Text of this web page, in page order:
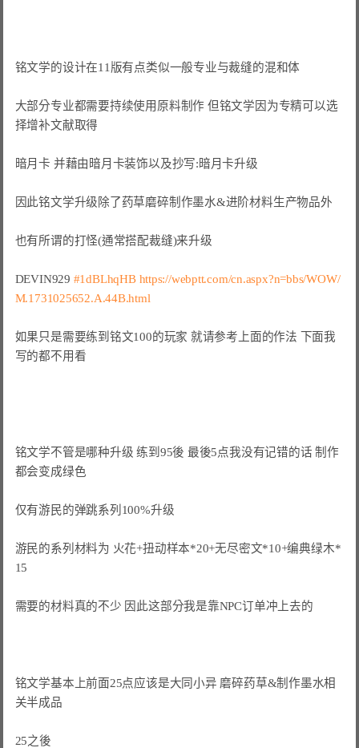
铭文学的设计在11版有点类似一般专业与裁缝的混和体
大部分专业都需要持续使用原料制作 但铭文学因为专精可以选
择增补文献取得
暗月卡 并藉由暗月卡装饰以及抄写:暗月卡升级
因此铭文学升级除了药草磨碎制作墨水&进阶材料生产物品外
也有所谓的打怪(通常搭配裁缝)来升级
DEVIN929 #1dBLhqHB https://webptt.com/cn.aspx?n=bbs/WOW/
M.1731025652.A.44B.html
如果只是需要练到铭文100的玩家 就请参考上面的作法 下面我
写的都不用看
铭文学不管是哪种升级 练到95後 最後5点我没有记错的话 制作
都会变成绿色
仅有游民的弹跳系列100%升级
游民的系列材料为 火花+扭动样本*20+无尽密文*10+编典绿木*
15
需要的材料真的不少 因此这部分我是靠NPC订单冲上去的
铭文学基本上前面25点应该是大同小异 磨碎药草&制作墨水相
关半成品
25之後